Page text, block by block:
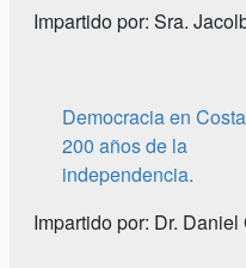
Impartido por: Sra.
Democracia en
200 años de la
independencia.
Impartido por: Dr.